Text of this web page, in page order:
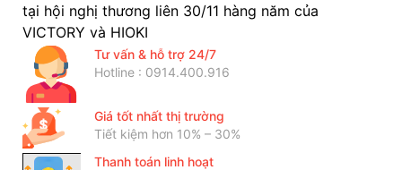
tại hội nghị thương liên 30/11 hàng năm của
VICTORY và HIOKI
Tư vấn & hỗ trợ 24/7
Hotline : 0914.400.916
Giá tốt nhất thị trường
Tiết kiệm hơn 10% – 30%
Thanh toán linh hoạt